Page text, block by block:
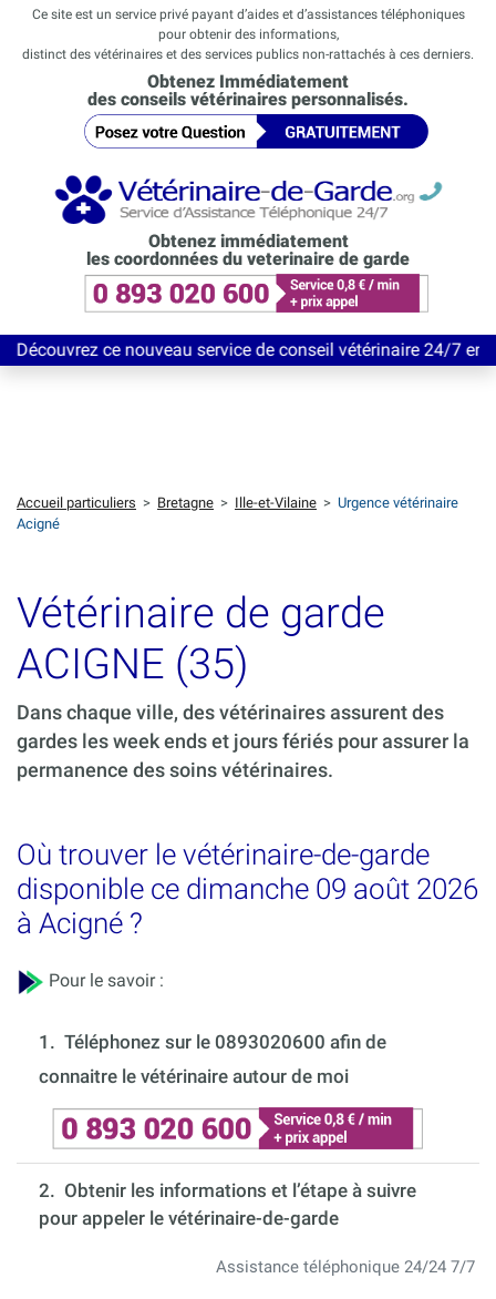
Ce site est un service privé payant d’aides et d’assistances téléphoniques
pour obtenir des informations,
distinct des vétérinaires et des services publics non-rattachés à ces derniers.
Obtenez Immédiatement
des conseils vétérinaires personnalisés.
Obtenez immédiatement
les coordonnées du veterinaire de garde
ce nouveau service de conseil vétérinaire 24/7 entièrement
Accueil particuliers > Bretagne > Ille-et-Vilaine > Urgence vétérinaire
Acigné
Vétérinaire de garde
ACIGNE (35)
Dans chaque ville, des vétérinaires assurent des
gardes les week ends et jours fériés pour assurer la
permanence des soins vétérinaires.
Où trouver le vétérinaire-de-garde
disponible ce dimanche 09 août 2026
à Acigné ?
Pour le savoir :
1. Téléphonez sur le 0893020600 afin de
connaitre le vétérinaire autour de moi
2. Obtenir les informations et l’étape à suivre
pour appeler le vétérinaire-de-garde
Assistance téléphonique 24/24 7/7